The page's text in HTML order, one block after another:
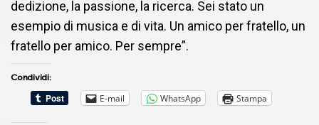
dedizione, la passione, la ricerca. Sei stato un
esempio di musica e di vita. Un amico per fratello, un
fratello per amico. Per sempre”.
Condividi:
E-mail
WhatsApp Stampa